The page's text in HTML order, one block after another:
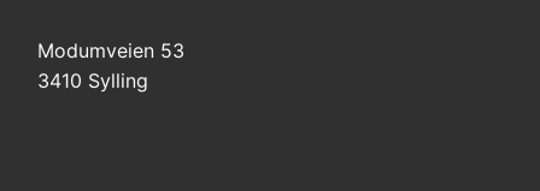
Modumveien 53
3410 Sylling